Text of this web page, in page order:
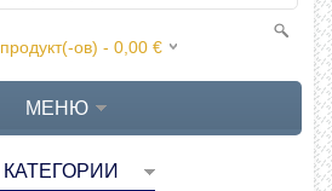
продукт(-ов) - 0,00 €
МЕНЮ
КАТЕГОРИИ